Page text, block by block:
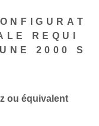
REQUI
2000 S
ou équivalent